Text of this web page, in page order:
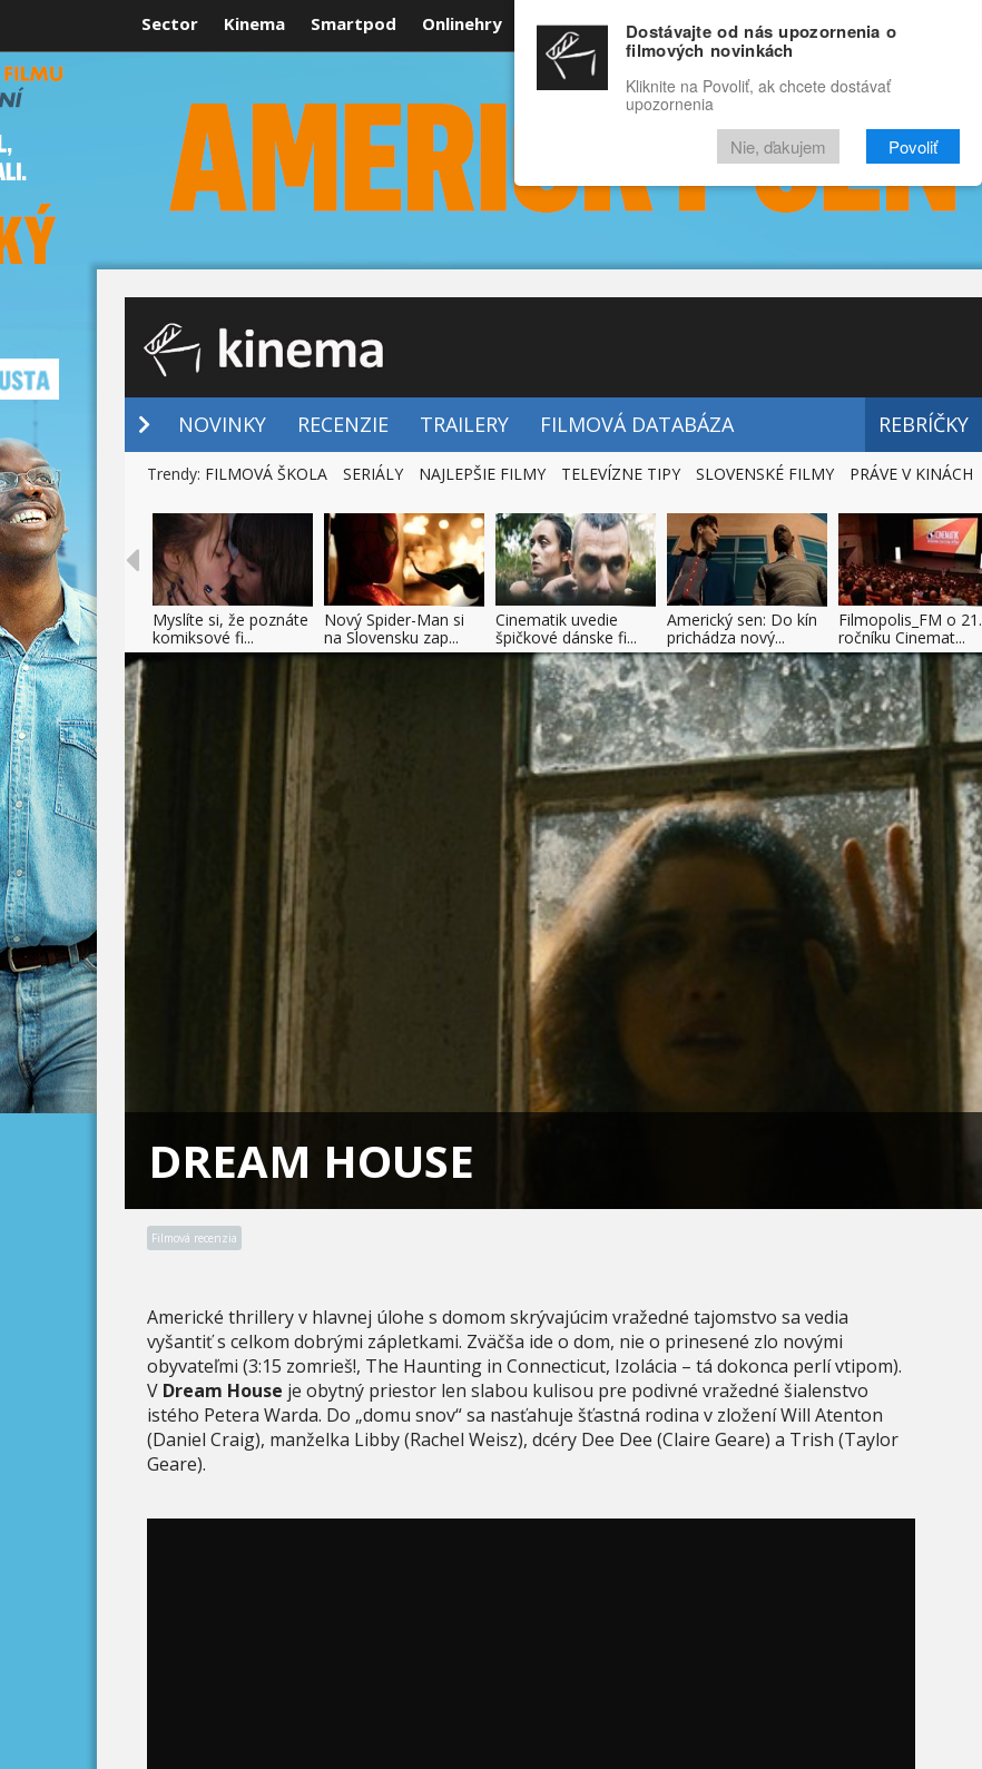
Sector Kinema Smartpod Onlinehry Rozprávky Funny Docu
RECENZIE VIDEÁ FILMY
NOVINKY RECENZIE TRAILERY FILMOVÁ DATABÁZA REBRÍČKY
Trendy: FILMOVÁ ŠKOLA SERIÁLY NAJLEPŠIE FILMY TELEVÍZNE TIPY SLOVENSKÉ FILMY PRÁVE V KINÁCH
Myslíte si, že poznáte
komiksové fi...
Nový Spider-Man si
na Slovensku zap...
Cinematik uvedie
špičkové dánske fi...
Americký sen: Do kín
prichádza nový...
Filmopolis_FM o 21.
ročníku Cinemat...
DREAM HOUSE
Filmová recenzia
Americké thrillery v hlavnej úlohe s domom skrývajúcim vražedné tajomstvo sa vedia
vyšantiť s celkom dobrými zápletkami. Zväčša ide o dom, nie o prinesené zlo novými
obyvateľmi (3:15 zomrieš!, The Haunting in Connecticut, Izolácia – tá dokonca perlí vtipom).
V Dream House je obytný priestor len slabou kulisou pre podivné vražedné šialenstvo
istého Petera Warda. Do „domu snov“ sa nasťahuje šťastná rodina v zložení Will Atenton
(Daniel Craig), manželka Libby (Rachel Weisz), dcéry Dee Dee (Claire Geare) a Trish (Taylor
Geare).
Dostávajte od nás upozornenia o
filmových novinkách
Kliknite na Povoliť, ak chcete dostávať
upozornenia
Nie, ďakujem Povoliť